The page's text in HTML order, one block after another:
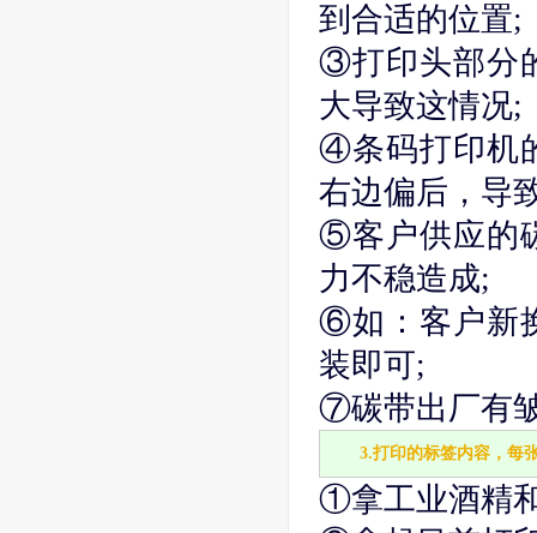
到合适的位置;
③打印头部分
大导致这情况;
④条码打印机
右边偏后，导
⑤客户供应的
力不稳造成;
⑥如：客户新
装即可;
⑦碳带出厂有
3.打印的标签内容，每
①拿工业酒精